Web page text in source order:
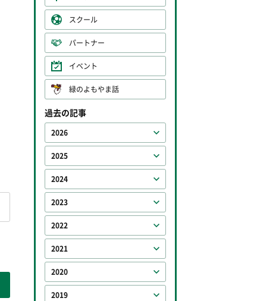
スクール
パートナー
イベント
緑のよもやま話
過去の記事
2026
2025
2024
2023
2022
2021
2020
2019